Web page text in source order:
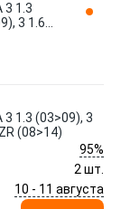
3 1.3
3 1.6
3 1.3 (03>09), 3
(08>14)
95%
2 шт.
10 - 11 августа